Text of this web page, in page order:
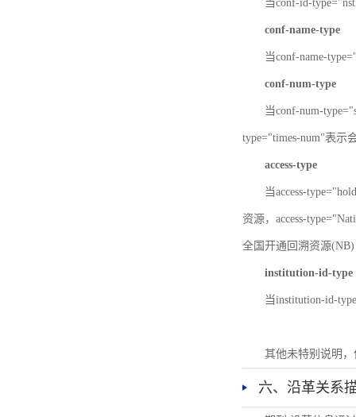
当conf-id-
conf-name-type
当conf-name-
conf-num-type
当conf-num-
type="times-num"表示
access-type
当access-
资源，access-
全国开通回溯资源(NB)
institution-id-type
当institution-id-
其他未特别说明
六、沿革关系